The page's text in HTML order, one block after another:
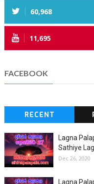
60,968
11,695
FACEBOOK
RECENT
Lagna
Sathiye
Dec 26, 2020
Lagna